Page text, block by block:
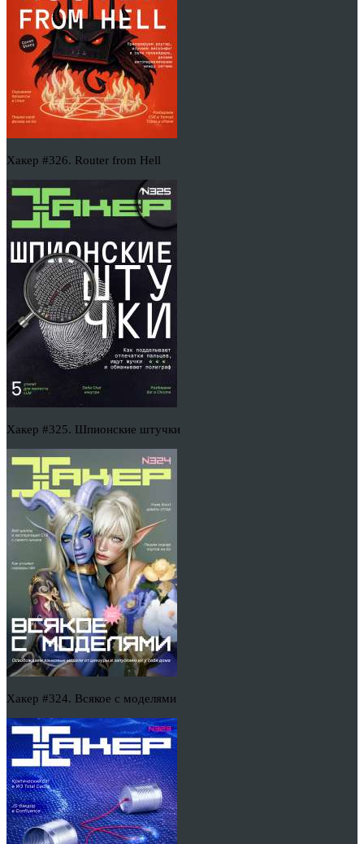
Хакер #326. Router from Hell
Хакер #325. Шпионские штучки
Хакер #324. Всякое с моделями